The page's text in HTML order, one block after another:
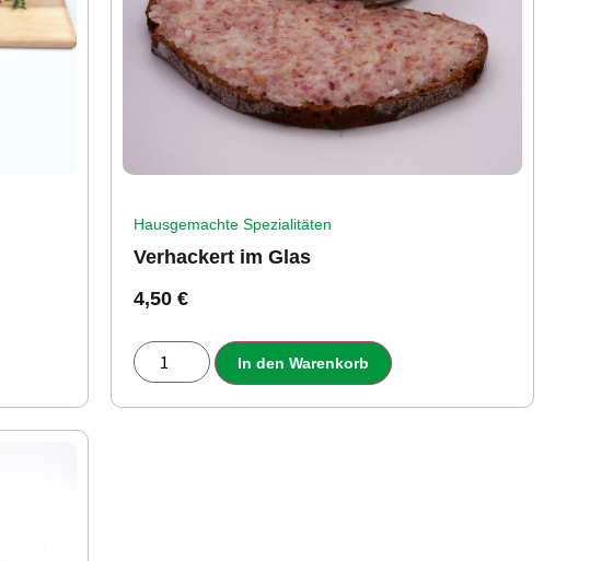
Hausgemachte Spezialitäten
Verhackert im Glas
4,50€
In den Warenkorb